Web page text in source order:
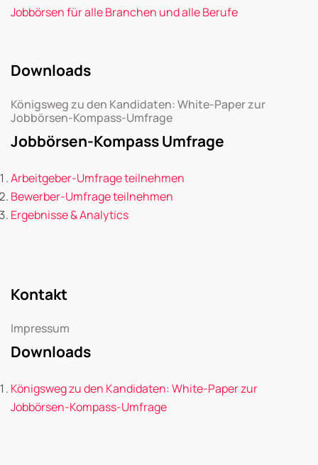
Jobbörsen für alle Branchen und alle Berufe
Downloads
Königsweg zu den Kandidaten: White-Paper zur
Jobbörsen-Kompass-Umfrage
Jobbörsen-Kompass Umfrage
Arbeitgeber-Umfrage teilnehmen
Bewerber-Umfrage teilnehmen
Ergebnisse & Analytics
Kontakt
Impressum
Downloads
Königsweg zu den Kandidaten: White-Paper zur
Jobbörsen-Kompass-Umfrage